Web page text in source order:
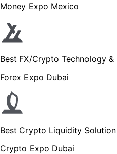
Money Expo Mexico
Best FX/Crypto Technology
Forex Expo Dubai
Best Crypto Liquidity Solution
Crypto Expo Dubai